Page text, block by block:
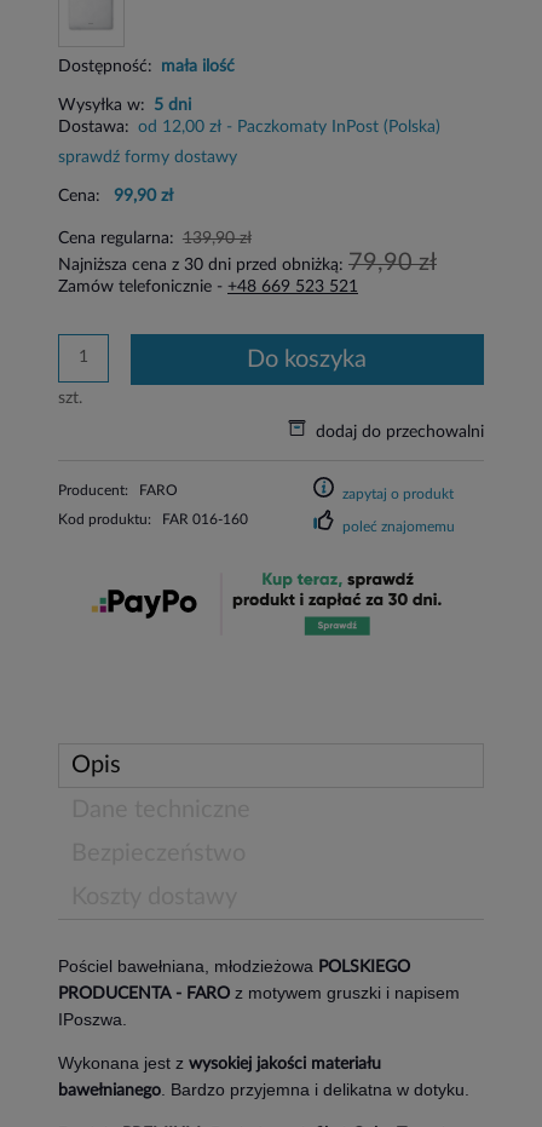
Dostępność: mała ilość
Wysyłka w:
5 dni
Dostawa: od 12,00 zł - Paczkomaty InPost (Polska)
sprawdź formy dostawy
Cena: 99,90 zł
Cena regularna: 139,90 zł
Najniższa cena z 30 dni przed obniżką: 79,90 zł
Zamów telefonicznie - +48 669 523 521
szt.
do koszyka
dodaj do przechowalni
Producent:
FARO
Kod produktu:
FAR 016-160
zapytaj o produkt
poleć znajomemu
Opis
Pościel bawełniana, młodzieżowa POLSKIEGO
PRODUCENTA - FARO z motywem gruszki i napisem
IPoszwa.
Wykonana jest z wysokiej jakości materiału
bawełnianego . Bardzo przyjemna i delikatna w dotyku.